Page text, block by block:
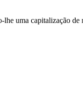
uma capitalização de